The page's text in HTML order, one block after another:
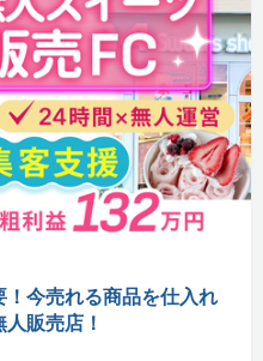
！今売れる商品を仕入れ
販売店！